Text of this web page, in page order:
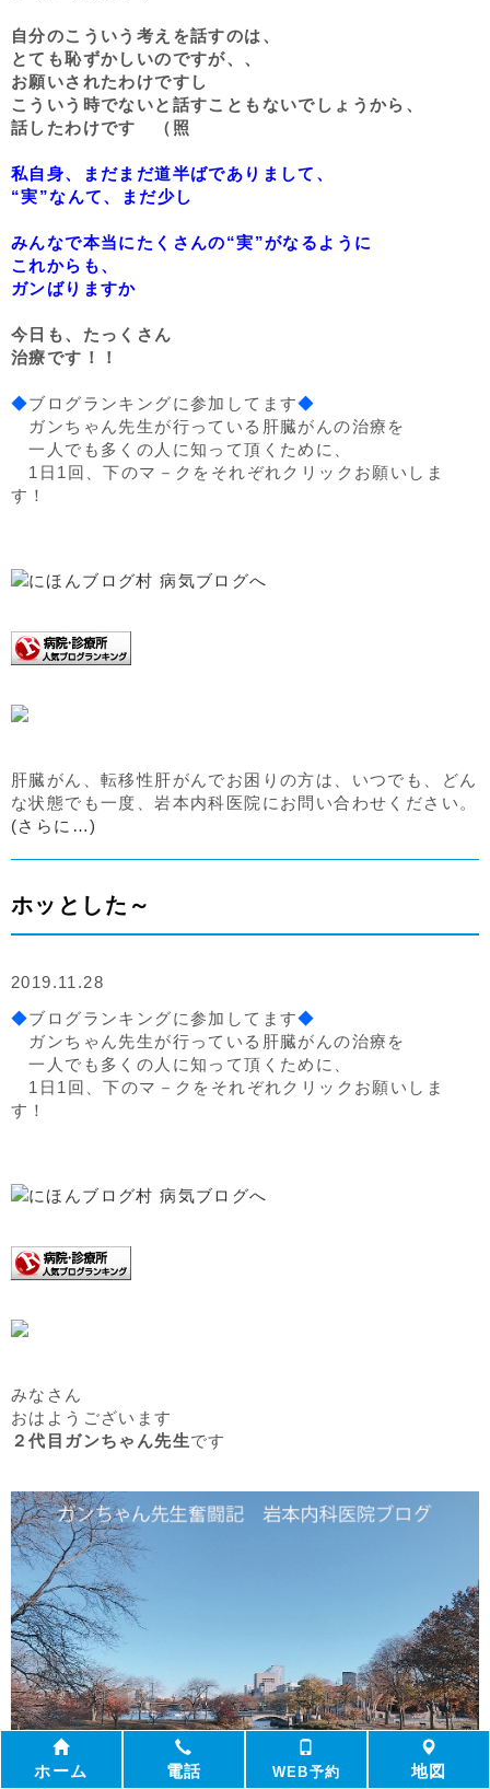
自分のこういう考えを話すのは、
とても恥ずかしいのですが、、
お願いされたわけですし
こういう時でないと話すこともないでしょうから、
話したわけです （照
私自身、まだまだ道半ばでありまして、
“実”なんて、まだ少し
みんなで本当にたくさんの“実”がなるように
これからも、
ガンばりますか
今日も、たっくさん
治療です！！
◆ブログランキングに参加してます◆
ガンちゃん先生が行っている肝臓がんの治療を
一人でも多くの人に知って頂くために、
1日1回、下のマ－クをそれぞれクリックお願いしま
す！
肝臓がん、転移性肝がんでお困りの方は、いつでも、どん
な状態でも一度、岩本内科医院にお問い合わせください。
(さらに…)
ホッとした～
2019.11.28
◆ブログランキングに参加してます◆
ガンちゃん先生が行っている肝臓がんの治療を
一人でも多くの人に知って頂くために、
1日1回、下のマ－クをそれぞれクリックお願いしま
す！
みなさん
おはようございます
２代目ガンちゃん先生です
ホーム 電話 WEB予約 地図